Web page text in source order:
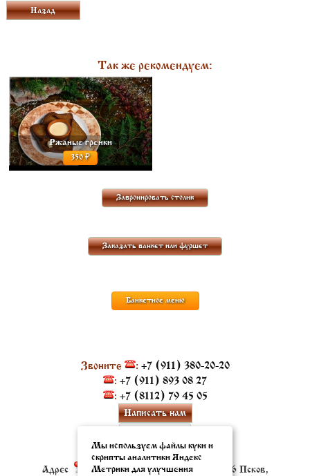
Назад
Так же рекомендуем:
Ржаные гренки
350
РЖАНЫЕ ГРЕНКИ С ЧЕСНОКОМ И
СОЛЬЮ, ПОДАЮТСЯ С ОСТРЫМ...
240 ГР. 350
Забронировать столик
Заказать банкет или фуршет
Банкетное меню
Звоните : +7 (911) 380-20-20
: +7 (911) 893 08 27
: +7 (8112) 79 45 05
Написать нам
Ресторан-Бар РублевКонтакты:
Адрес
ул. Верхне-Береговая, д.4 180006 Псков,
Мы используем файлы куки и
скрипты аналитики Яндекс
Метрики для улучшения